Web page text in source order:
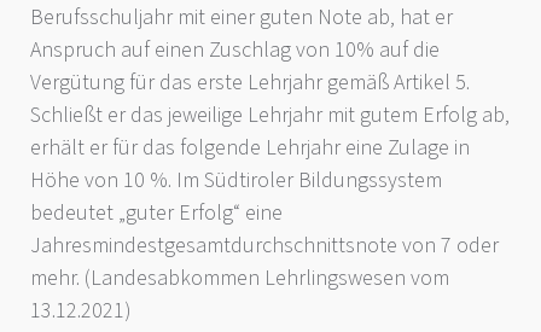
Berufsschuljahr mit einer guten Note ab, hat er
Anspruch auf einen Zuschlag von 10% auf die
Vergütung für das erste Lehrjahr gemäß Artikel 5.
Schließt er das jeweilige Lehrjahr mit gutem Erfolg ab,
erhält er für das folgende Lehrjahr eine Zulage in
Höhe von 10 %. Im Südtiroler Bildungssystem
bedeutet „guter Erfolg“ eine
Jahresmindestgesamtdurchschnittsnote von 7 oder
mehr. (Landesabkommen Lehrlingswesen vom
13.12.2021)